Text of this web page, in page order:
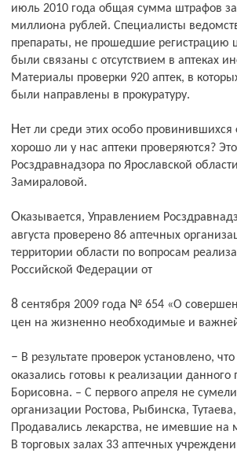
июль 2010 года общая сумма штрафов
миллиона рублей. Специалисты
препараты, не прошедшие регистрацию
были связаны с отсутствием в аптеках
Материалы проверки 920 аптек, в
были направлены в прокуратуру.
Нет ли среди этих особо провинившихся фармацевтов наших земляков и вообще
хорошо ли у нас аптеки проверяются?
Росздравнадзора по Ярославской
Замираловой.
Оказывается, Управлением Росздравнадзора по Ярославской области с 1 апреля по 30
августа проверено 86 аптечных
территории области по вопросам
Российской Федерации от
8 сентября 2009 года № 654 «О совершенствовании государ­ственного регулирования
цен на жизненно необходимые и
– В результате проверок установлено, что далеко не все аптечные организации
оказались готовы к реализации данного
Борисовна. – С первого апреля не
организации Ростова, Рыбинска,
Продавались лекарства, не имевшие
В торговых залах 33 аптечных